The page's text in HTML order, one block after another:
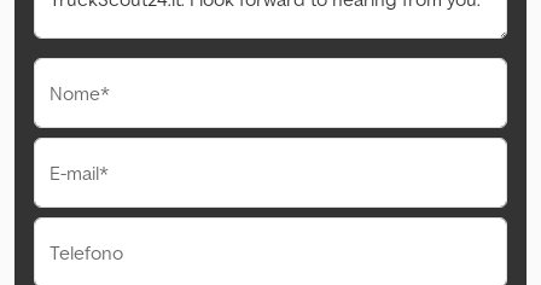
Nome*
E-mail*
Telefono